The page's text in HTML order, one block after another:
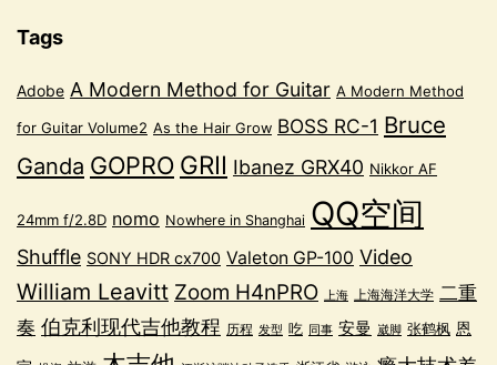
Tags
Adobe A Modern Method for Guitar A Modern Method
for Guitar Volume2 As the Hair Grow BOSS RC-1 Bruce
Ganda GOPRO GRII Ibanez GRX40 Nikkor AF
24mm f/2.8D nomo Nowhere in Shanghai QQ空间
Shuffle SONY HDR cx700 Valeton GP-100 Video
William Leavitt Zoom H4nPRO 上海 上海海洋大学 二重
奏 伯克利现代吉他教程 历程 发型 吃 同事 安曼 崴脚 张鹤枫 恩